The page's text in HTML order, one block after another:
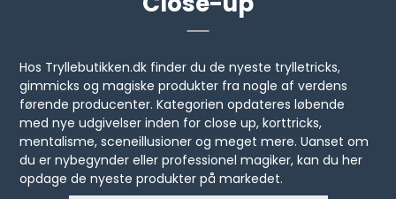
Hos Tryllebutikken.dk finder du de nyeste trylletricks,
gimmicks og magiske produkter fra nogle af verdens
førende producenter. Kategorien opdateres løbende
med nye udgivelser inden for close up, korttricks,
mentalisme, sceneillusioner og meget mere. Uanset om
du er nybegynder eller professionel magiker, kan du her
opdage de nyeste produkter på markedet.